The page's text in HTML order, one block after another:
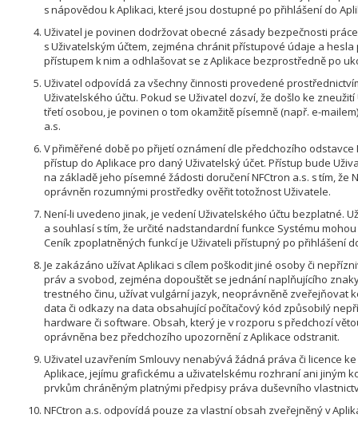
s nápovědou k Aplikaci, které jsou dostupné po přihlášení do
Uživatel je povinen dodržovat obecné zásady bezpečnosti
s Uživatelským účtem, zejména chránit přístupové údaje a
přístupem k nim a odhlašovat se z Aplikace bezprostředně po
Uživatel odpovídá za všechny činnosti provedené
Uživatelského účtu. Pokud se Uživatel dozví, že došlo ke
třetí osobou, je povinen o tom okamžitě písemně (např. e-
a.s.
V přiměřené době po přijetí oznámení dle předchozího odstavce
přístup do Aplikace pro daný Uživatelský účet. Přístup bude
na základě jeho písemné žádosti doručení NFCtron a.s. s tím, že
oprávněn rozumnými prostředky ověřit totožnost Uživatele.
Není-li uvedeno jinak, je vedení Uživatelského účtu bezplatné.
a souhlasí s tím, že určité nadstandardní funkce Systému
Ceník zpoplatněných funkcí je Uživateli přístupný po přihlášení
Je zakázáno užívat Aplikaci s cílem poškodit jiné osoby či
práv a svobod, zejména dopouštět se jednání naplňujícího
trestného činu, užívat vulgární jazyk, neoprávněně zveřejňovat
data či odkazy na data obsahující počítačový kód způsobilý
hardware či software. Obsah, který je v rozporu s předchozí
oprávněna bez předchozího upozornění z Aplikace odstranit.
Uživatel uzavřením Smlouvy nenabývá žádná práva či licence
Aplikace, jejímu grafickému a uživatelskému rozhraní ani jiným
prvkům chráněným platnými předpisy práva duševního
NFCtron a.s. odpovídá pouze za vlastní obsah zveřejněný v